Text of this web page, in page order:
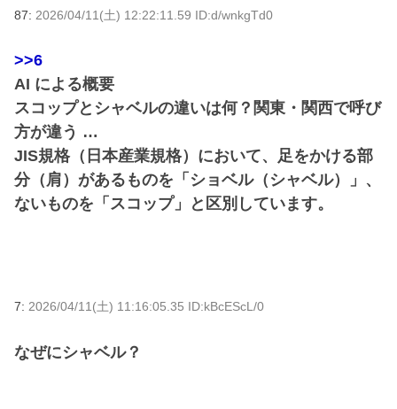
87: 2026/04/11(土) 12:22:11.59 ID:d/wnkgTd0
>>6
AI による概要
スコップとシャベルの違いは何？関東・関西で呼び
方が違う …
JIS規格（日本産業規格）において、足をかける部
分（肩）があるものを「ショベル（シャベル）」、
ないものを「スコップ」と区別しています。
7: 2026/04/11(土) 11:16:05.35 ID:kBcEScL/0
なぜにシャベル？